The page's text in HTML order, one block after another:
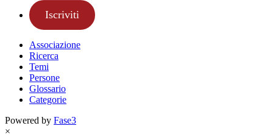
Iscriviti
Associazione
Ricerca
Temi
Persone
Glossario
Categorie
Powered by Fase3
×